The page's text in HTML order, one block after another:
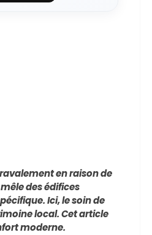
en raison de
des édifices
Ici, le soin de
local. Cet article
moderne.